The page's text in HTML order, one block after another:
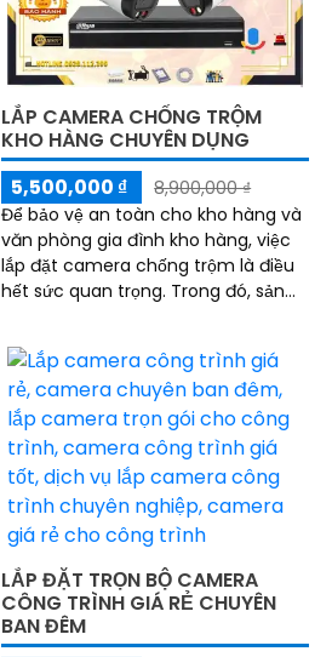
LẮP CAMERA CHỐNG TRỘM
KHO HÀNG CHUYÊN DỤNG
5,500,000 ₫
8,900,000 ₫
Để bảo vệ an toàn cho kho hàng và
văn phòng gia đình kho hàng, việc
lắp đặt camera chống trộm là điều
hết sức quan trọng. Trong đó, sản
Chống Trộm Kho Hàng Chuyên
Dụng Dahua là một lựa chọn thông
minh
LẮP ĐẶT TRỌN BỘ CAMERA
CÔNG TRÌNH GIÁ RẺ CHUYÊN
BAN ĐÊM